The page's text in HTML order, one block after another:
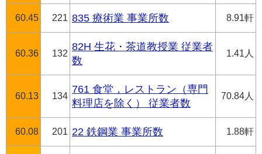
60.45 221 835 療術業 事業所数 8.91軒
60.36 132
82H 生花・茶道教授業 従業者
数
1.41人
60.13 134
761 食堂，レストラン（専門
料理店を除く） 従業者数
70.84人
60.08 201 22 鉄鋼業 事業所数 1.88軒